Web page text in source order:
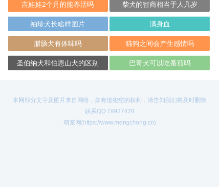
吉娃娃2个月的能养活吗 柴犬的智商相当于人几岁
袖珍犬长啥样图片 满身血
腊肠犬有体味吗 猫狗之间会产生感情吗
圣伯纳犬和伯恩山犬的区别 巴哥犬可以吃番茄吗
本网部分文字及图片来自网络，如有侵犯您的权利，请告知我们将及时删除
联系QQ:79937428
萌宠网(https://www.mengchong.cn)